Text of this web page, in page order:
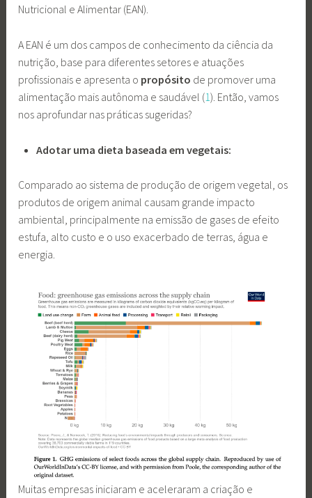
Nutricional e Alimentar (EAN).
A EAN é um dos campos de conhecimento da ciência da
nutrição, base para diferentes setores e atuações
profissionais e apresenta o propósito de promover uma
alimentação mais autônoma e saudável (1). Então, vamos
nos aprofundar nas práticas sugeridas?
Adotar uma dieta baseada em vegetais:
Comparado ao sistema de produção de origem vegetal, os
produtos de origem animal causam grande impacto
ambiental, principalmente na emissão de gases de efeito
estufa, alto custo e o uso exacerbado de terras, água e
energia.
Muitas empresas iniciaram e aceleraram a criação e